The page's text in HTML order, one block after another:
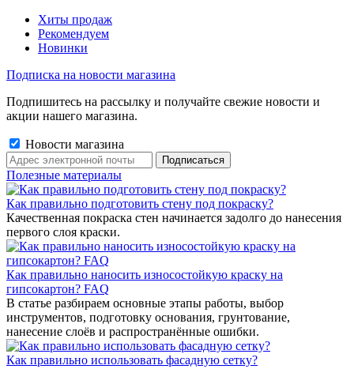
Хиты продаж
Рекомендуем
Новинки
Подписка на новости магазина
Подпишитесь на рассылку и получайте свежие новости и
акции нашего магазина.
Новости магазина
Полезные материалы
Как правильно подготовить стену под покраску?
Качественная покраска стен начинается задолго до нанесения
первого слоя краски.
Как правильно наносить износостойкую краску на
гипсокартон? FAQ
В статье разбираем основные этапы работы, выбор
инструментов, подготовку основания, грунтование,
нанесение слоёв и распространённые ошибки.
Как правильно использовать фасадную сетку?